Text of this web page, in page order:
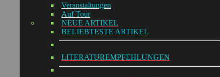
Veranstaltungen
Auf Tour
NEUE ARTIKEL
BELIEBTESTE ARTIKEL
LITERATUREMPFEHLUNGEN